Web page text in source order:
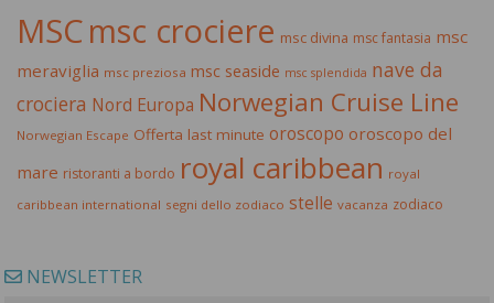
MSCmsc crociere msc divina msc fantasia msc
meraviglia msc preziosa msc seaside msc splendida nave da
crociera Nord Europa Norwegian Cruise Line
Norwegian Escape Offerta last minute oroscopo oroscopo del
mare ristoranti a bordo royal caribbean royal
caribbean international segni dello zodiaco stelle vacanza zodiaco
NEWSLETTER